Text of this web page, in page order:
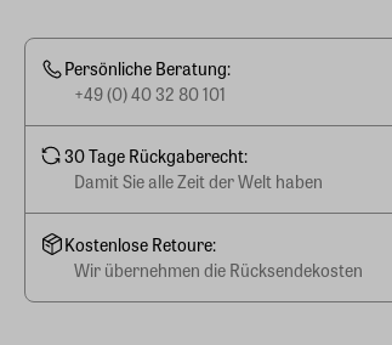
Persönliche Beratung:
+49 (0) 40 32 80 101
30 Tage Rückgaberecht:
Damit Sie alle Zeit der Welt haben
Kostenlose Retoure:
Wir übernehmen die Rücksendekosten